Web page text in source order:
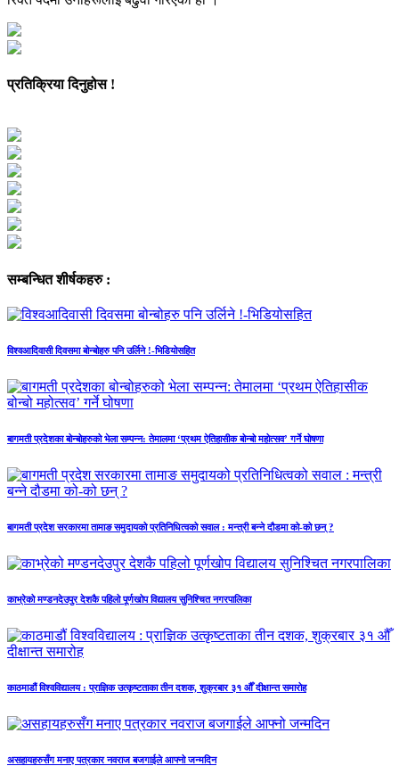
प्रतिक्रिया दिनुहोस !
सम्बन्धित शीर्षकहरु :
विश्वआदिवासी दिवसमा बोन्बोहरु पनि उर्लिने !-भिडियोसहित
बागमती प्रदेशका बोन्बोहरुको भेला सम्पन्न: तेमालमा ‘प्रथम ऐतिहासीक बोन्बो महोत्सव’ गर्ने घोषणा
बागमती प्रदेश सरकारमा तामाङ समुदायको प्रतिनिधित्वको सवाल : मन्त्री बन्ने दौडमा को‐को छन् ?
काभ्रेको मण्डनदेउपुर देशकै पहिलो पूर्णखोप विद्यालय सुनिश्चित नगरपालिका
काठमाडौं विश्वविद्यालय : प्राज्ञिक उत्कृष्टताका तीन दशक, शुक्रबार ३१ औँ दीक्षान्त समारोह
असहायहरुसँग मनाए पत्रकार नवराज बजगाईले आफ्नो जन्मदिन